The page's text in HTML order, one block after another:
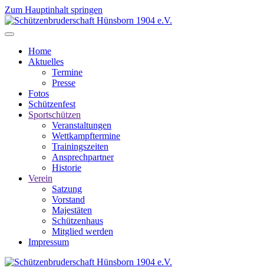
Zum Hauptinhalt springen
Home
Aktuelles
Termine
Presse
Fotos
Schützenfest
Sportschützen
Veranstaltungen
Wettkampftermine
Trainingszeiten
Ansprechpartner
Historie
Verein
Satzung
Vorstand
Majestäten
Schützenhaus
Mitglied werden
Impressum